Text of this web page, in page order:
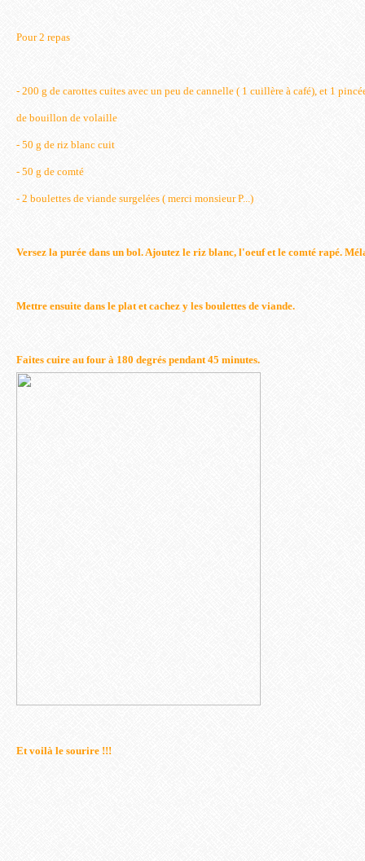
Pour 2 repas
- 200 g de carottes cuites avec un peu de cannelle ( 1 cuillère à café), et 1
de bouillon de volaille
- 50 g de riz blanc cuit
- 50 g de comté
- 2 boulettes de viande surgelées ( merci monsieur P...)
Versez la purée dans un bol. Ajoutez le riz blanc, l'oeuf et le comté rapé.
Mettre ensuite dans le plat et cachez y les boulettes de viande.
Faites cuire au four à 180 degrés pendant 45 minutes.
Et voilà le sourire !!!